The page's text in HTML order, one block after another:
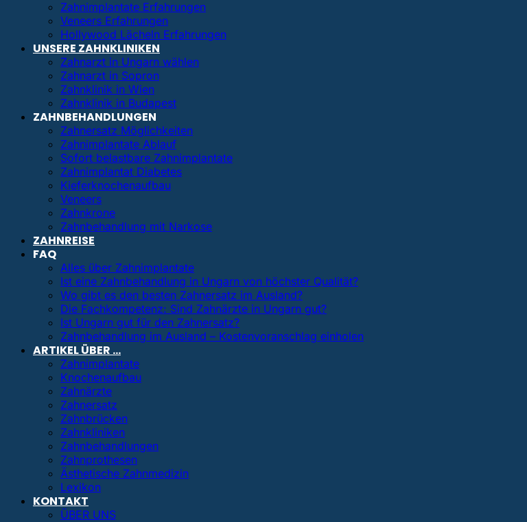
Zahnimplantate Erfahrungen
Veneers Erfahrungen
Hollywood Lächeln Erfahrungen
UNSERE ZAHNKLINIKEN
Zahnarzt in Ungarn wählen
Zahnarzt in Sopron
Zahnklinik in Wien
Zahnklinik in Budapest
ZAHNBEHANDLUNGEN
Zahnersatz Möglichkeiten
Zahnimplantate Ablauf
Sofort belastbare Zahnimplantate
Zahnimplantat Diabetes
Kieferknochenaufbau
Veneers
Zahnkrone
Zahnbehandlung mit Narkose
ZAHNREISE
FAQ
Alles über Zahnimplantate
Ist eine Zahnbehandlung in Ungarn von höchster Qualität?
Wo gibt es den besten Zahnersatz im Ausland?
Die Fachkompetenz: Sind Zahnärzte in Ungarn gut?
Ist Ungarn gut für den Zahnersatz?
Zahnbehandlung im Ausland – Kostenvoranschlag einholen
ARTIKEL ÜBER …
Zahnimplantate
Knochenaufbau
Zahnärzte
Zahnersatz
Zahnbrücken
Zahnkliniken
Zahnbehandlungen
Zahnprothesen
Ästhetische Zahnmedizin
Lexikon
KONTAKT
ÜBER UNS